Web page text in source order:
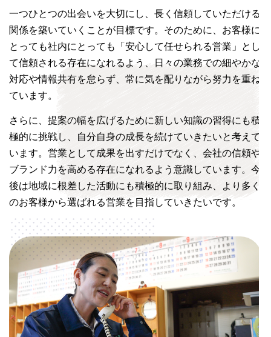
一つひとつの出会いを大切にし、長く信頼していただける
関係を築いていくことが目標です。そのために、お客様に
とっても社内にとっても「安心して任せられる営業」とし
て信頼される存在になれるよう、日々の業務での細やかな
対応や情報共有を怠らず、常に気を配りながら努力を重ね
ています。
さらに、提案の幅を広げるために新しい知識の習得にも積
極的に挑戦し、自分自身の成長を続けていきたいと考えて
います。営業として成果を出すだけでなく、会社の信頼や
ブランド力を高める存在になれるよう意識しています。今
後は地域に根差した活動にも積極的に取り組み、より多く
のお客様から選ばれる営業を目指していきたいです。